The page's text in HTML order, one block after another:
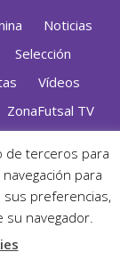
Noticias
Selección
Vídeos
ZonaFutsal TV
| Contacto
· Desarrollado
de terceros para
para
sus preferencias,
su navegador.